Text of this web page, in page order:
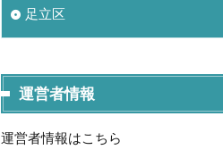
足立区
運営者情報
運営者情報はこちら